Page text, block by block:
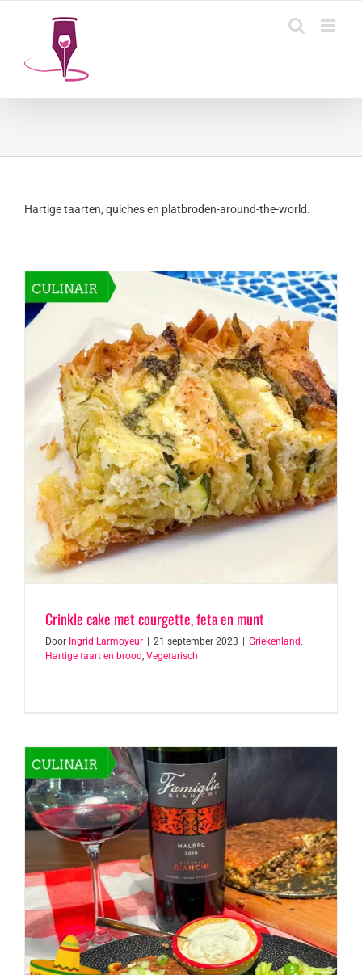
Hartige taarten, quiches en platbroden-around-the-world.
Crinkle cake met courgette, feta en munt
Door Ingrid Larmoyeur 21 september 2023 Griekenland,
Hartige taart en brood, Vegetarisch